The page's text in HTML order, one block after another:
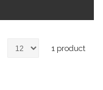
1product